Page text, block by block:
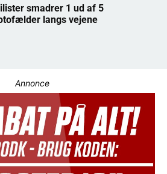
smadrer 1 ud af 5
langs vejene
Annonce